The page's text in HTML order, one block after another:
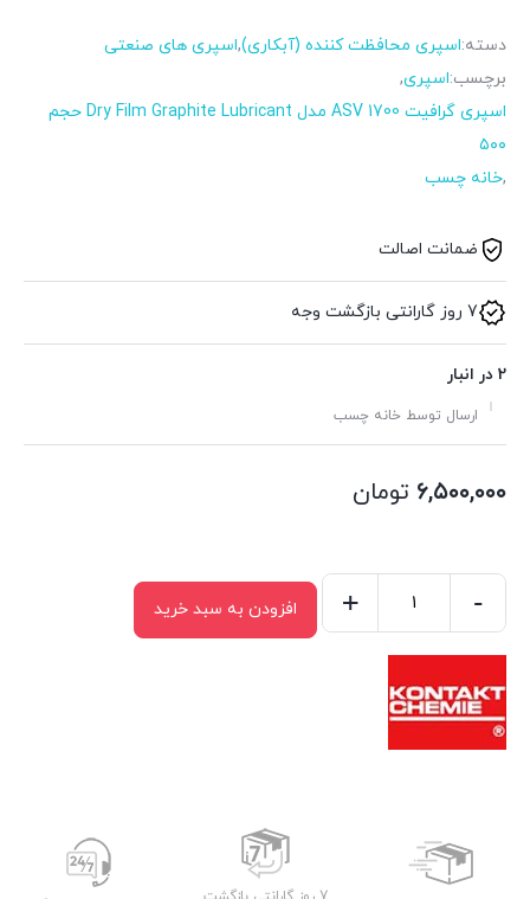
دسته:اسپری محافظت کننده (آبکاری),اسپری های صنعتی
برچسب:اسپری,
اسپری گرافیت ASV 1700 مدل Dry Film Graphite Lubricant حجم
۵۰۰
,خانه چسب
ضمانت اصالت
7 روز گارانتی بازگشت وجه
2 در انبار
ارسال توسط خانه چسب
۶,۵۰۰,۰۰۰ تومان
گرافیت
۳۳
کنتاکت
شیمی
Graphit
-
+ افزودن به سبد خرید